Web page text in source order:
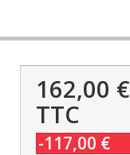
162,00 €
TTC
-117,00 €